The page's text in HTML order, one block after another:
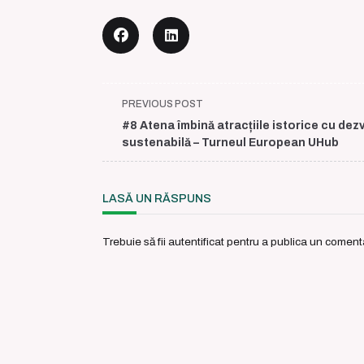
<span
class="nav-
subtitle
screen-
text">Page</span>
PREVIOUS POST
#8 Atena îmbină atracțiile istorice cu
sustenabilă – Turneul European UHub
LASĂ UN RĂSPUNS
Trebuie să fii autentificat pentru a publica un